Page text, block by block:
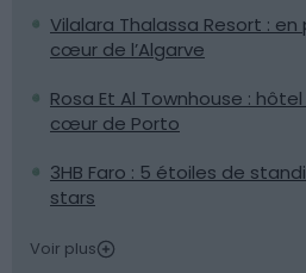
Vilalara Thalassa Resort :
cœur de l’Algarve
Rosa Et Al Townhouse :
cœur de Porto
3HB Faro : 5 étoiles de
stars
Voir plus